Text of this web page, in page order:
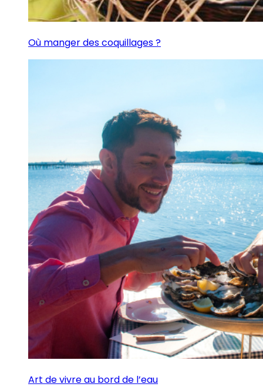
Où manger des coquillages ?
Art de vivre au bord de l’eau